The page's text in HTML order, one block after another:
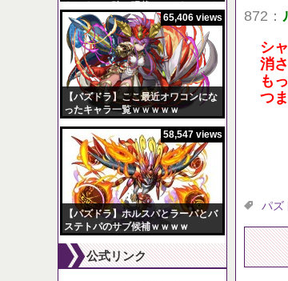
か？
【パズドラ】ここ最近オワコンにな
ったキャラ一覧ｗｗｗｗｗ
65,406 views
【パズドラ】ホルスパとラーパとバ
ステトパのサブ候補ｗｗｗｗ
58,547 views
公式リンク
872：
シ
消
も
つ
パ